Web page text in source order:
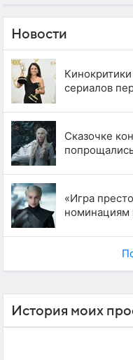
Новости
сериалов
Сказочке
«Игра
номинациям
История моих